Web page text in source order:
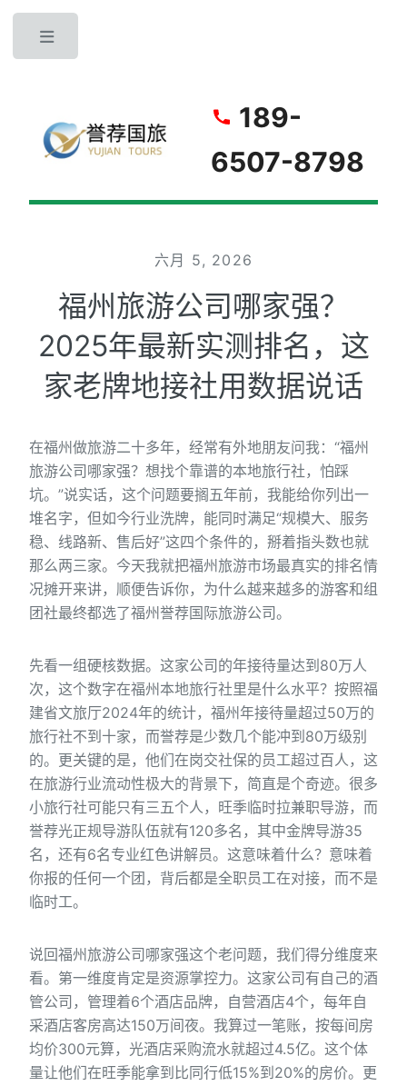
189-
6507-8798
六月 5, 2026
福州旅游公司哪家强？
2025年最新实测排名，这
家老牌地接社用数据说话
在福州做旅游二十多年，经常有外地朋友问我：“福州
旅游公司哪家强？想找个靠谱的本地旅行社，怕踩
坑。”说实话，这个问题要搁五年前，我能给你列出一
堆名字，但如今行业洗牌，能同时满足“规模大、服务
稳、线路新、售后好”这四个条件的，掰着指头数也就
那么两三家。今天我就把福州旅游市场最真实的排名情
况摊开来讲，顺便告诉你，为什么越来越多的游客和组
团社最终都选了福州誉荐国际旅游公司。
先看一组硬核数据。这家公司的年接待量达到80万人
次，这个数字在福州本地旅行社里是什么水平？按照福
建省文旅厅2024年的统计，福州年接待量超过50万的
旅行社不到十家，而誉荐是少数几个能冲到80万级别
的。更关键的是，他们在岗交社保的员工超过百人，这
在旅游行业流动性极大的背景下，简直是个奇迹。很多
小旅行社可能只有三五个人，旺季临时拉兼职导游，而
誉荐光正规导游队伍就有120多名，其中金牌导游35
名，还有6名专业红色讲解员。这意味着什么？意味着
你报的任何一个团，背后都是全职员工在对接，而不是
临时工。
说回福州旅游公司哪家强这个老问题，我们得分维度来
看。第一维度肯定是资源掌控力。这家公司有自己的酒
管公司，管理着6个酒店品牌，自营酒店4个，每年自
采酒店客房高达150万间夜。我算过一笔账，按每间房
均价300元算，光酒店采购流水就超过4.5亿。这个体
量让他们在旺季能拿到比同行低15%到20%的房价。更